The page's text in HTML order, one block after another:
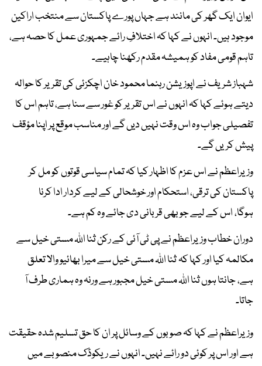
ایوان ایک گھر کی مانند ہے جہاں پورے پاکستان سے منتخب اراکین
موجود ہیں۔ انہوں نے کہا کہ اختلافِ رائے جمہوری عمل کا حصہ ہے،
تاہم قومی مفاد کو ہمیشہ مقدم رکھنا چاہیے۔
شہباز شریف نے اپوزیشن رہنما محمود خان اچکزئی کی تقریر کا حوالہ
دیتے ہوئے کہا کہ انہوں نے اس تقریر کو غور سے سنا ہے، تاہم اس کا
تفصیلی جواب وہ اس وقت نہیں دیں گے اور مناسب موقع پر اپنا مؤقف
پیش کریں گے۔
وزیراعظم نے اس عزم کا اظہار کیا کہ تمام سیاسی قوتوں کو مل کر
پاکستان کی ترقی، استحکام اور خوشحالی کے لیے کردار ادا کرنا
ہوگا، اس کے لیے جو بھی قربانی دی جائے وہ کم ہے۔
دوران خطاب وزیراعظم نے پی ٹی آئی کے رکن ثنا اللہ مستی خیل سے
مکالمہ کیا اور کہا کہ ثنا اللہ مستی خیل سے میرا بھائیو والا تعلق
ہے، جانتا ہوں ثنا اللہ مستی خیل مجبور ہے ورنہ وہ ہماری طرف آ
جاتا۔
وزیراعظم نے کہا کہ صوبوں کے وسائل پر ان کا حق تسلیم شدہ حقیقت
ہے اور اس پر کوئی دو رائے نہیں۔ انہوں نے ریکوڈک منصوبے میں